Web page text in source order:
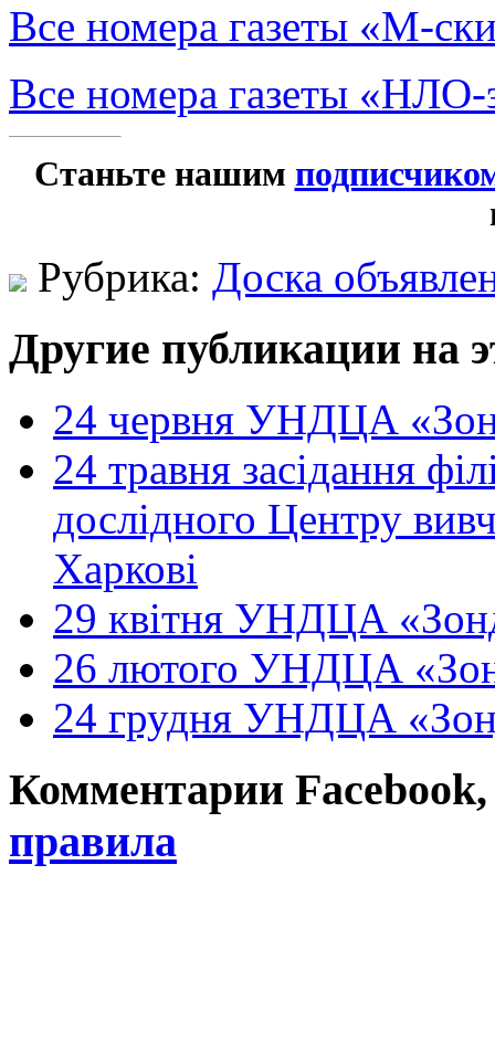
Все номера газеты «М-
Все номера газеты «НЛО-
Станьте нашим
Рубрика: Доска
Другие публикации на
24 червня УНДЦА
24 травня засідання
дослідного Центру
Харкові
29 квітня УНДЦА
26 лютого УНДЦА
24 грудня УНДЦА
Комментарии
правила